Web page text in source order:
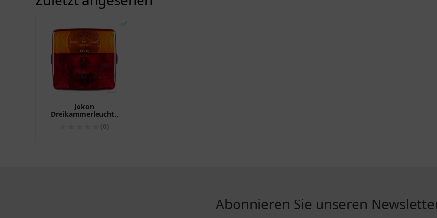
✅
Jokon
Dreikammerleuchte
BBS 205 für Motorrad
(0)
Abonnieren Sie unseren